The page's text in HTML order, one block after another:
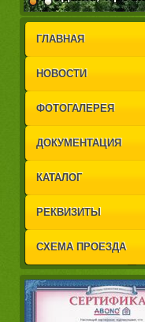
1
2
ГЛАВНАЯ
НОВОСТИ
ФОТОГАЛЕРЕЯ
ДОКУМЕНТАЦИЯ
КАТАЛОГ
РЕКВИЗИТЫ
СХЕМА ПРОЕЗДА